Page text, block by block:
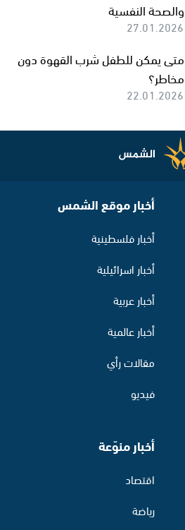
والصحة النفسية
27.01.2026
متى يمكن للطفل شرب القهوة دون
مخاطر؟
22.01.2026
أخبار موقع الشمس
أخبار فلسطينية
أخبار اسرائيلية
أخبار عربية
أخبار عالمية
مقالات رأي
فيديو
أخبار منوّعة
اقتصاد
رياضة